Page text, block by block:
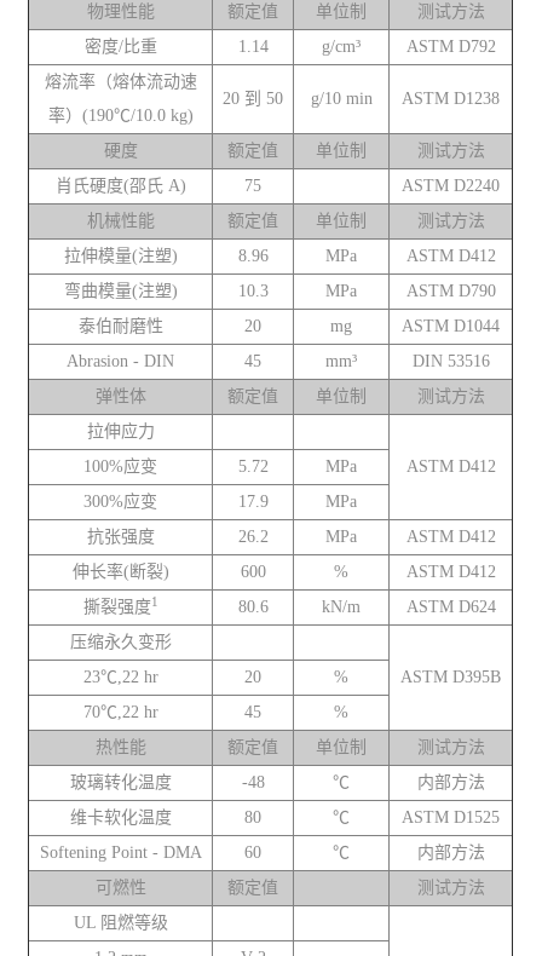
物理性能
额定值 单位制
测试方法
密度/比重
1.14 g/cm³
ASTM D792
熔流率（熔体流动速
率）(190℃/10.0 kg)
20 到 50 g/10 min ASTM D1238
硬度 额定值 单位制
测试方法
肖氏硬度(邵氏 A)
75
ASTM D2240
机械性能
额定值 单位制
测试方法
拉伸模量(注塑)
8.96 MPa
ASTM D412
弯曲模量(注塑)
10.3 MPa
ASTM D790
泰伯耐磨性
20 mg
ASTM D1044
Abrasion - DIN
45 mm³
DIN 53516
弹性体
额定值 单位制
测试方法
拉伸应力
ASTM D412
100%应变 5.72
MPa
300%应变
17.9
MPa
抗张强度
26.2 MPa
ASTM D412
伸长率(断裂)
600 %
ASTM D412
撕裂强度1 80.6 kN/m
ASTM D624
压缩永久变形
ASTM D395B
23℃,22 hr 20
%
70℃,22 hr
45
%
热性能
额定值 单位制
测试方法
玻璃转化温度
-48 ℃
内部方法
维卡软化温度
80 ℃
ASTM D1525
Softening Point - DMA
60 ℃
内部方法
可燃性
额定值
测试方法
UL 阻燃等级